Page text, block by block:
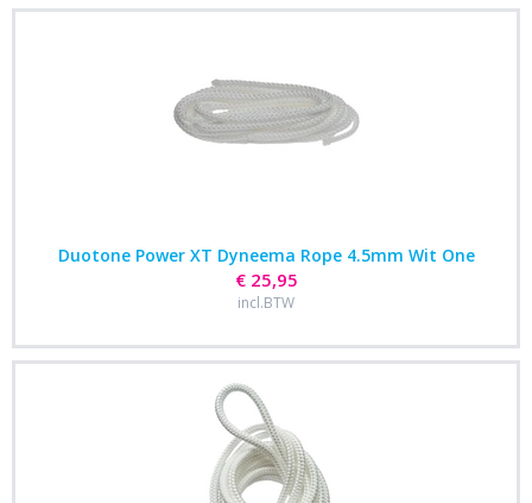
Duotone Power XT Dyneema Rope 4.5mm Wit One
€ 25,95
incl.BTW